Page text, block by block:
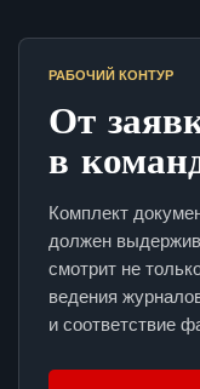
РАБОЧИЙ КОНТУР
От
в
Комплект
должен
смотрит не
ведения
и соответствие